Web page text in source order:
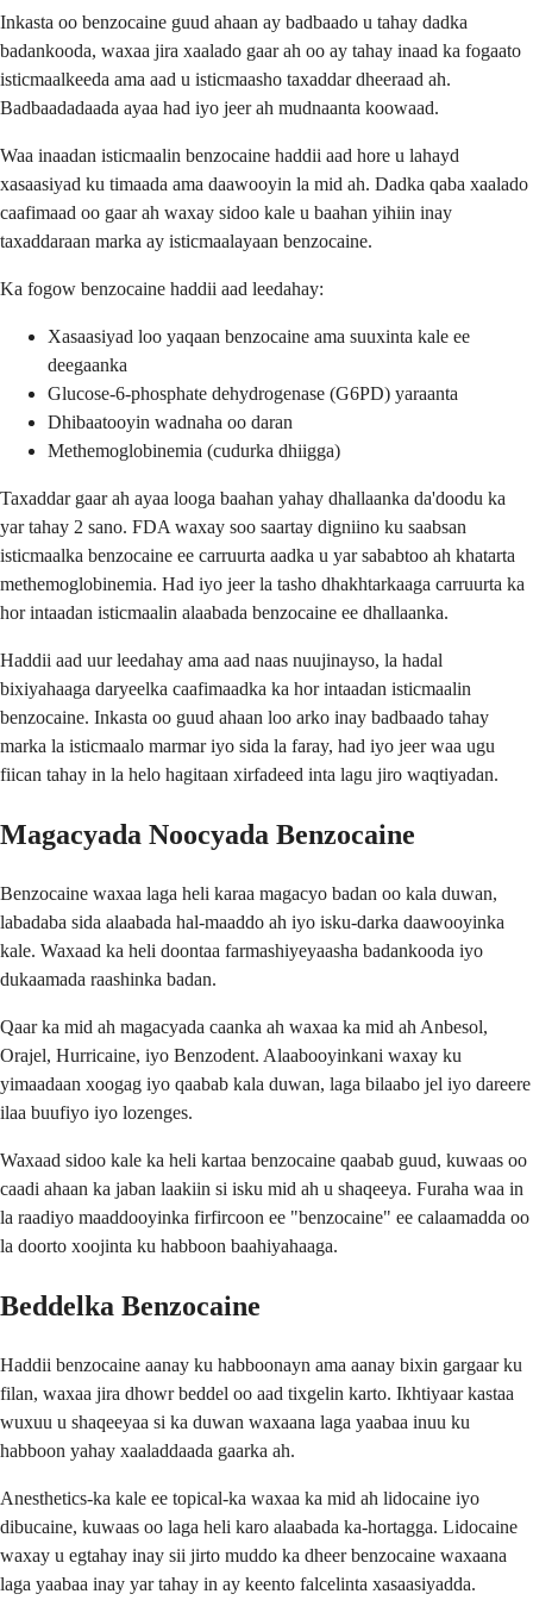
Inkasta oo benzocaine guud ahaan ay badbaado u tahay dadka
badankooda, waxaa jira xaalado gaar ah oo ay tahay inaad ka fogaato
isticmaalkeeda ama aad u isticmaasho taxaddar dheeraad ah.
Badbaadadaada ayaa had iyo jeer ah mudnaanta koowaad.
Waa inaadan isticmaalin benzocaine haddii aad hore u lahayd
xasaasiyad ku timaada ama daawooyin la mid ah. Dadka qaba xaalado
caafimaad oo gaar ah waxay sidoo kale u baahan yihiin inay
taxaddaraan marka ay isticmaalayaan benzocaine.
Ka fogow benzocaine haddii aad leedahay:
Xasaasiyad loo yaqaan benzocaine ama suuxinta kale ee
deegaanka
Glucose-6-phosphate dehydrogenase (G6PD) yaraanta
Dhibaatooyin wadnaha oo daran
Methemoglobinemia (cudurka dhiigga)
Taxaddar gaar ah ayaa looga baahan yahay dhallaanka da'doodu ka
yar tahay 2 sano. FDA waxay soo saartay digniino ku saabsan
isticmaalka benzocaine ee carruurta aadka u yar sababtoo ah khatarta
methemoglobinemia. Had iyo jeer la tasho dhakhtarkaaga carruurta ka
hor intaadan isticmaalin alaabada benzocaine ee dhallaanka.
Haddii aad uur leedahay ama aad naas nuujinayso, la hadal
bixiyahaaga daryeelka caafimaadka ka hor intaadan isticmaalin
benzocaine. Inkasta oo guud ahaan loo arko inay badbaado tahay
marka la isticmaalo marmar iyo sida la faray, had iyo jeer waa ugu
fiican tahay in la helo hagitaan xirfadeed inta lagu jiro waqtiyadan.
Magacyada Noocyada Benzocaine
Benzocaine waxaa laga heli karaa magacyo badan oo kala duwan,
labadaba sida alaabada hal-maaddo ah iyo isku-darka daawooyinka
kale. Waxaad ka heli doontaa farmashiyeyaasha badankooda iyo
dukaamada raashinka badan.
Qaar ka mid ah magacyada caanka ah waxaa ka mid ah Anbesol,
Orajel, Hurricaine, iyo Benzodent. Alaabooyinkani waxay ku
yimaadaan xoogag iyo qaabab kala duwan, laga bilaabo jel iyo dareere
ilaa buufiyo iyo lozenges.
Waxaad sidoo kale ka heli kartaa benzocaine qaabab guud, kuwaas oo
caadi ahaan ka jaban laakiin si isku mid ah u shaqeeya. Furaha waa in
la raadiyo maaddooyinka firfircoon ee "benzocaine" ee calaamadda oo
la doorto xoojinta ku habboon baahiyahaaga.
Beddelka Benzocaine
Haddii benzocaine aanay ku habboonayn ama aanay bixin gargaar ku
filan, waxaa jira dhowr beddel oo aad tixgelin karto. Ikhtiyaar kastaa
wuxuu u shaqeeyaa si ka duwan waxaana laga yaabaa inuu ku
habboon yahay xaaladdaada gaarka ah.
Anesthetics-ka kale ee topical-ka waxaa ka mid ah lidocaine iyo
dibucaine, kuwaas oo laga heli karo alaabada ka-hortagga. Lidocaine
waxay u egtahay inay sii jirto muddo ka dheer benzocaine waxaana
laga yaabaa inay yar tahay in ay keento falcelinta xasaasiyadda.